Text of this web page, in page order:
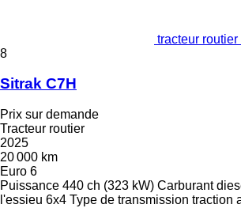
tracteur routier
8
Sitrak C7H
Prix sur demande
Tracteur routier
2025
20 000 km
Euro 6
Puissance 440 ch (323 kW) Carburant
l'essieu 6x4 Type de transmission traction